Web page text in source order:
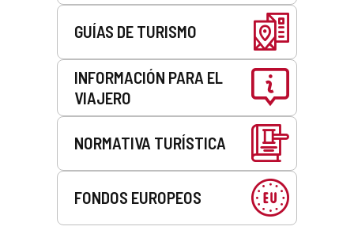
GUÍAS DE TURISMO
INFORMACIÓN PARA EL
VIAJERO
NORMATIVA TURÍSTICA
FONDOS EUROPEOS